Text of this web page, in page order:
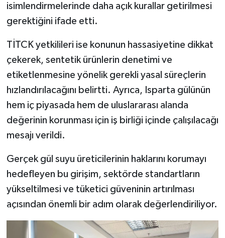
isimlendirmelerinde daha açık kurallar getirilmesi
gerektiğini ifade etti.
TİTCK yetkilileri ise konunun hassasiyetine dikkat
çekerek, sentetik ürünlerin denetimi ve
etiketlenmesine yönelik gerekli yasal süreçlerin
hızlandırılacağını belirtti. Ayrıca, Isparta gülünün
hem iç piyasada hem de uluslararası alanda
değerinin korunması için iş birliği içinde çalışılacağı
mesajı verildi.
Gerçek gül suyu üreticilerinin haklarını korumayı
hedefleyen bu girişim, sektörde standartların
yükseltilmesi ve tüketici güveninin artırılması
açısından önemli bir adım olarak değerlendiriliyor.